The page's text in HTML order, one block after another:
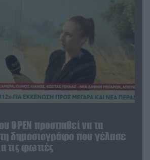
OPEN προσπαθεί να τα
δημοσιογράφο που γέλασε
τις φωτιές